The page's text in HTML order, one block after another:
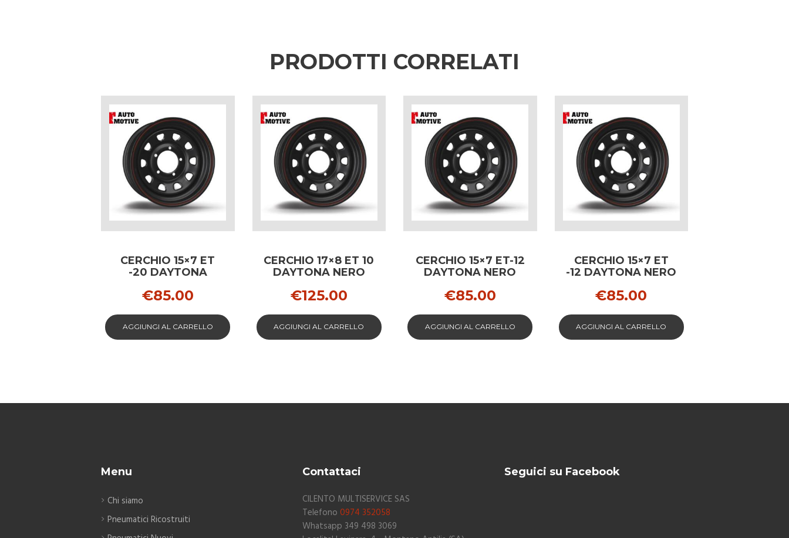
PRODOTTI CORRELATI
CERCHIO 15×7 ET
-20 DAYTONA
€85.00
AGGIUNGI AL CARRELLO
CERCHIO 17×8 ET 10
DAYTONA NERO
€125.00
AGGIUNGI AL CARRELLO
CERCHIO 15×7 ET-12
DAYTONA NERO
€85.00
AGGIUNGI AL CARRELLO
CERCHIO 15×7 ET
-12 DAYTONA NERO
€85.00
AGGIUNGI AL CARRELLO
Menu
Chi siamo
Pneumatici Ricostruiti
Contattaci
CILENTO MULTISERVICE SAS
Telefono0974 352058
Whatsapp 349 498 3069
Seguici su Facebook